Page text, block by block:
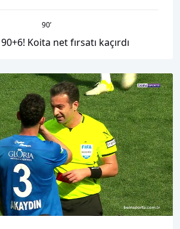
90’
Koita net fırsatı kaçırdı
01:07